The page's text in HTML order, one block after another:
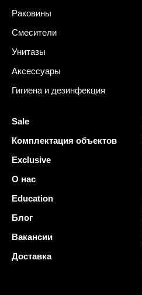
Раковины
Смесители
Унитазы
Аксессуары
Гигиена и дезинфекция
Sale
Комплектация объектов
Exclusive
О нас
Education
Блог
Вакансии
Доставка